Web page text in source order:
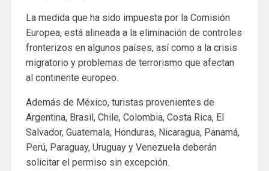
La medida que ha sido impuesta por la Comisión
Europea, está alineada a la eliminación de controles
fronterizos en algunos países, así como a la crisis
migratorio y problemas de terrorismo que afectan
al continente europeo.
Además de México, turistas provenientes de
Argentina, Brasil, Chile, Colombia, Costa Rica, El
Salvador, Guatemala, Honduras, Nicaragua, Panamá,
Perú, Paraguay, Uruguay y Venezuela deberán
solicitar el permiso sin excepción.